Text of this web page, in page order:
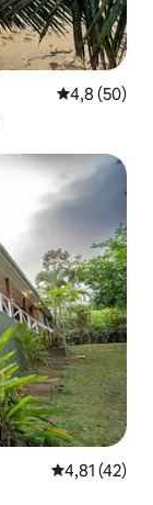
4,8 de uma
4,8 (50)
4,81 de uma
4,81 (42)